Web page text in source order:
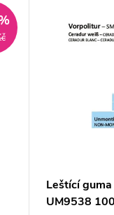
Leštící
UM9538